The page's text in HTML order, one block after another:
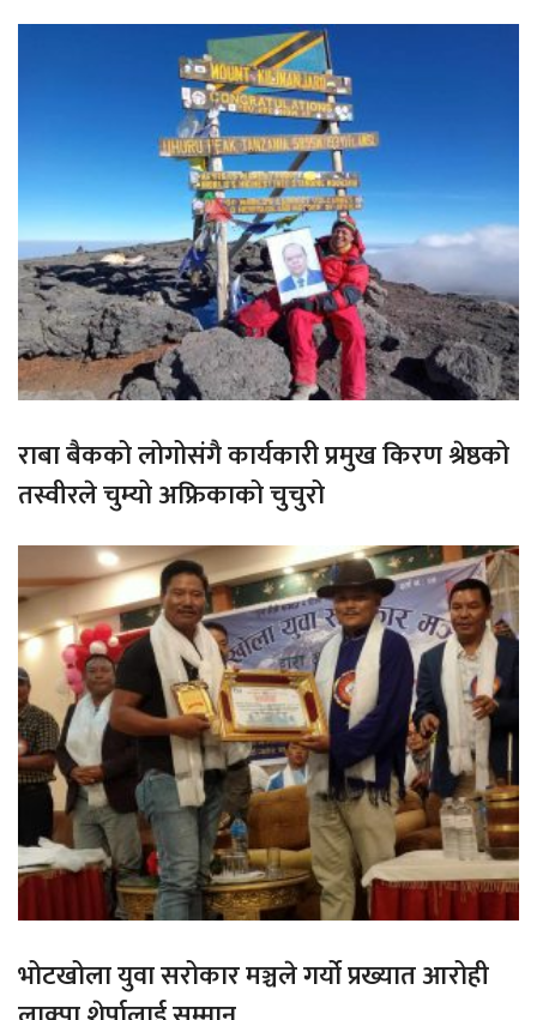
राबा बैकको लोगोसंगै कार्यकारी प्रमुख किरण श्रेष्ठको
तस्वीरले चुम्यो अफ्रिकाको चुचुरो
भोटखोला युवा सरोकार मञ्चले गर्यो प्रख्यात आरोही